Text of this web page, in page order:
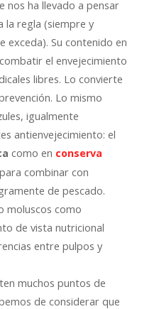
nos ha llevado a pensar
la regla (siempre y
exceda). Su contenido en
el envejecimiento
libres. Lo convierte
Lo mismo
igualmente
antienvejecimiento: el
como en conserva
combinar con
de pescado.
moluscos como
de vista nutricional
entre pulpos y
muchos puntos de
de considerar que